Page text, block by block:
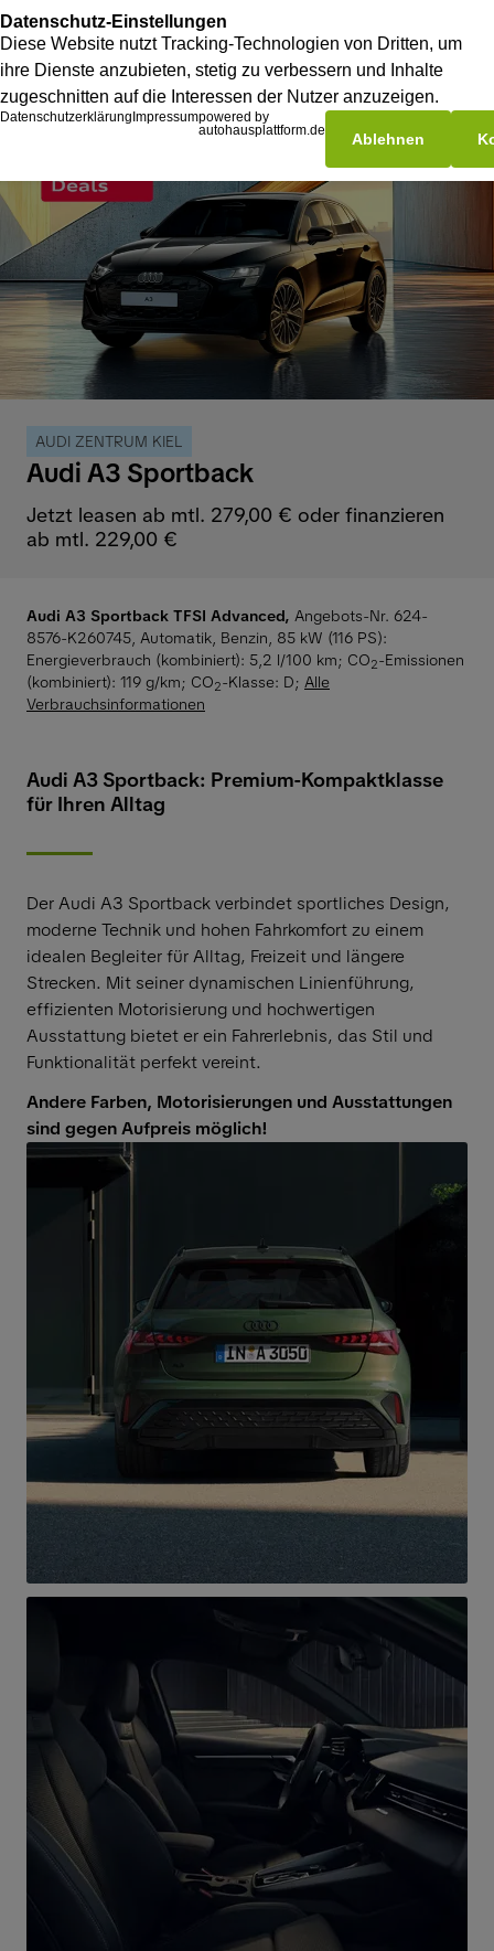
AUDI ZENTRUM KIEL
Audi A3 Sportback
Jetzt leasen ab mtl. 279,00 € oder finanzieren
ab mtl. 229,00 €
Audi A3 Sportback TFSI Advanced, Angebots-Nr. 624-
8576-K260745, Automatik, Benzin, 85 kW (116 PS):
Energieverbrauch (kombiniert): 5,2 l/100 km; CO2-Emissionen
(kombiniert): 119 g/km; CO2-Klasse: D; Alle
Verbrauchsinformationen
Audi A3 Sportback: Premium-Kompaktklasse
für Ihren Alltag
Der Audi A3 Sportback verbindet sportliches Design,
moderne Technik und hohen Fahrkomfort zu einem
idealen Begleiter für Alltag, Freizeit und längere
Strecken. Mit seiner dynamischen Linienführung,
effizienten Motorisierung und hochwertigen
Ausstattung bietet er ein Fahrerlebnis, das Stil und
Funktionalität perfekt vereint.
Andere Farben, Motorisierungen und Ausstattungen
sind gegen Aufpreis möglich!